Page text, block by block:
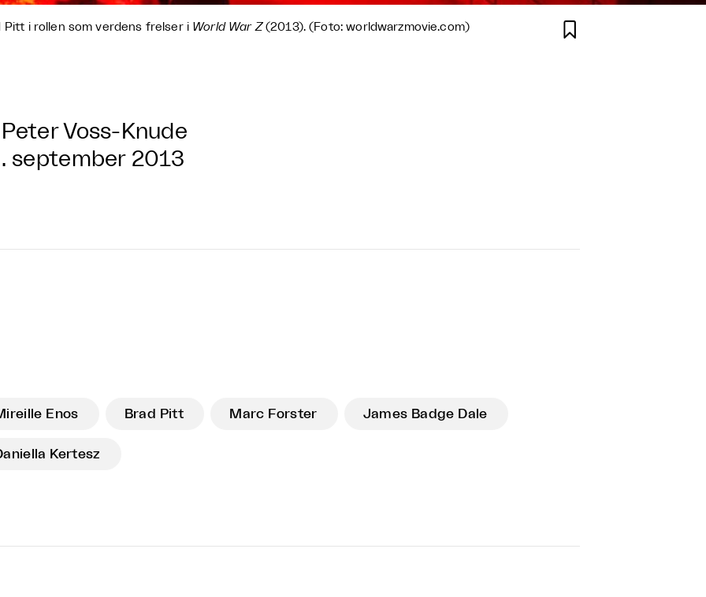
Pitt i rollen som verdens frelser i World War Z(2013). (Foto: worldwarzmovie.com) 
Peter Voss-Knude
september 2013
Enos Brad Pitt Marc Forster James Badge Dale
Kertesz